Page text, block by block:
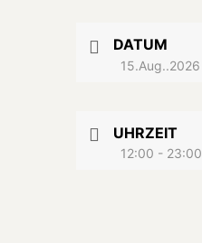
DATUM
15.Aug..2026
UHRZEIT
12:00 - 23:00